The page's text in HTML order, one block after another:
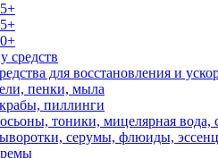
средств
для восстановления и
пенки, мыла
пиллинги
тоники, мицелярная вода,
серумы, флюиды,